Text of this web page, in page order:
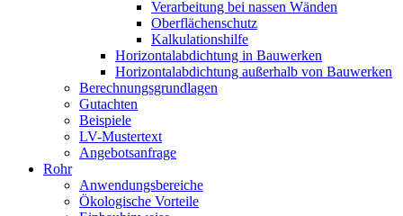
Verarbeitung bei nassen Wänden
Oberflächenschutz
Kalkulationshilfe
Horizontalabdichtung in Bauwerken
Horizontalabdichtung außerhalb von Bauwerken
Berechnungsgrundlagen
Gutachten
Beispiele
LV-Mustertext
Angebotsanfrage
Rohr
Anwendungsbereiche
Ökologische Vorteile